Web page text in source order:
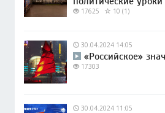
17625 10 (1)
30.04.2024 14:05
«Российское»
17303
30.04.2024 11:05